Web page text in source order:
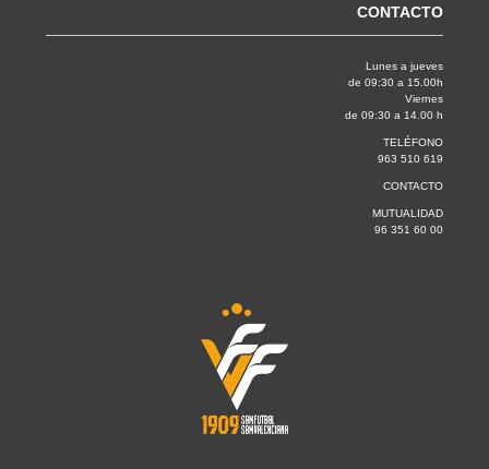
CONTACTO
Lunes a jueves
de 09:30 a 15.00h
Viernes
de 09:30 a 14.00 h
TELÉFONO
963 510 619
CONTACTO
MUTUALIDAD
96 351 60 00